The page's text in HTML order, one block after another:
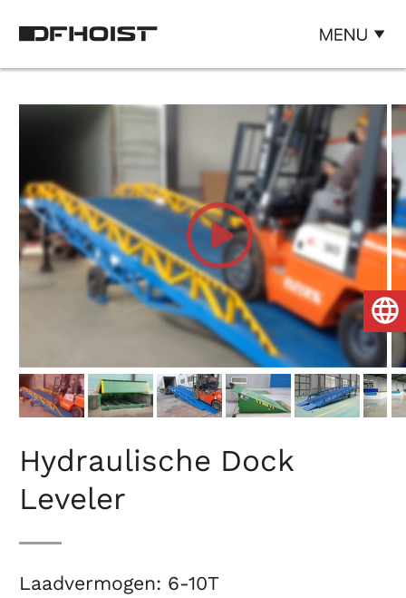
Hydraulische Dock
Leveler
Laadvermogen: 6-10T